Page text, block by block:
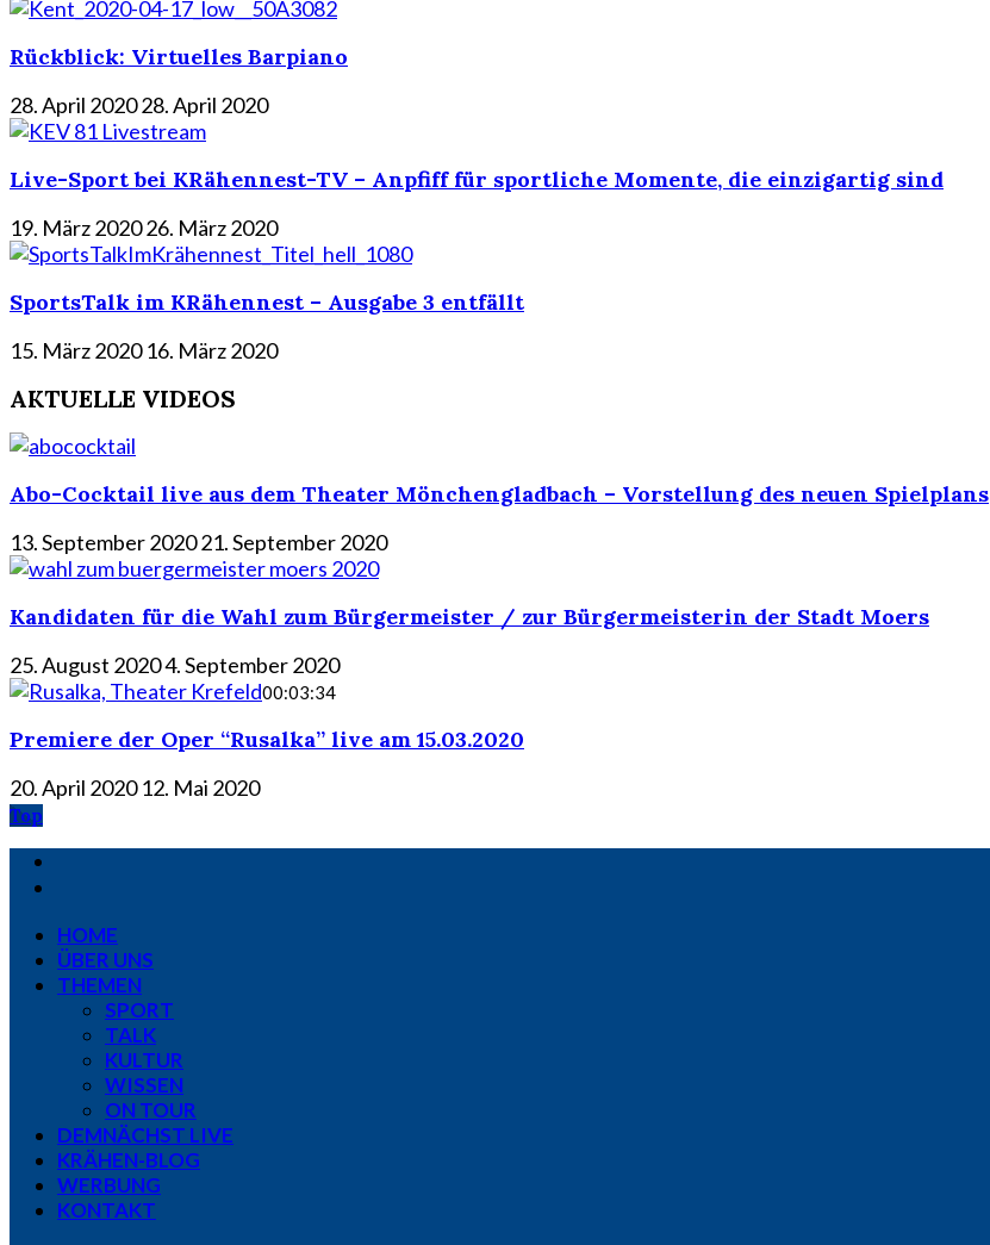
Rückblick: Virtuelles Barpiano
28. April 202028. April 2020
Live-Sport bei KRähennest-TV – Anpfiff für sportliche Momente, die einzigartig sind
19. März 202026. März 2020
SportsTalk im KRähennest – Ausgabe 3 entfällt
15. März 2020 16. März 2020
AKTUELLE VIDEOS
Abo-Cocktail live aus dem Theater Mönchengladbach – Vorstellung des neuen Spielplans
13. September 202021. September 2020
Kandidaten für die Wahl zum Bürgermeister / zur Bürgermeisterin der Stadt Moers
25. August 20204. September 2020
00:03:34
Premiere der Oper “Rusalka” live am 15.03.2020
20. April 2020 12. Mai 2020
Top
HOME
ÜBER UNS
THEMEN
SPORT
TALK
KULTUR
WISSEN
ON TOUR
DEMNÄCHST LIVE
KRÄHEN-BLOG
WERBUNG
KONTAKT